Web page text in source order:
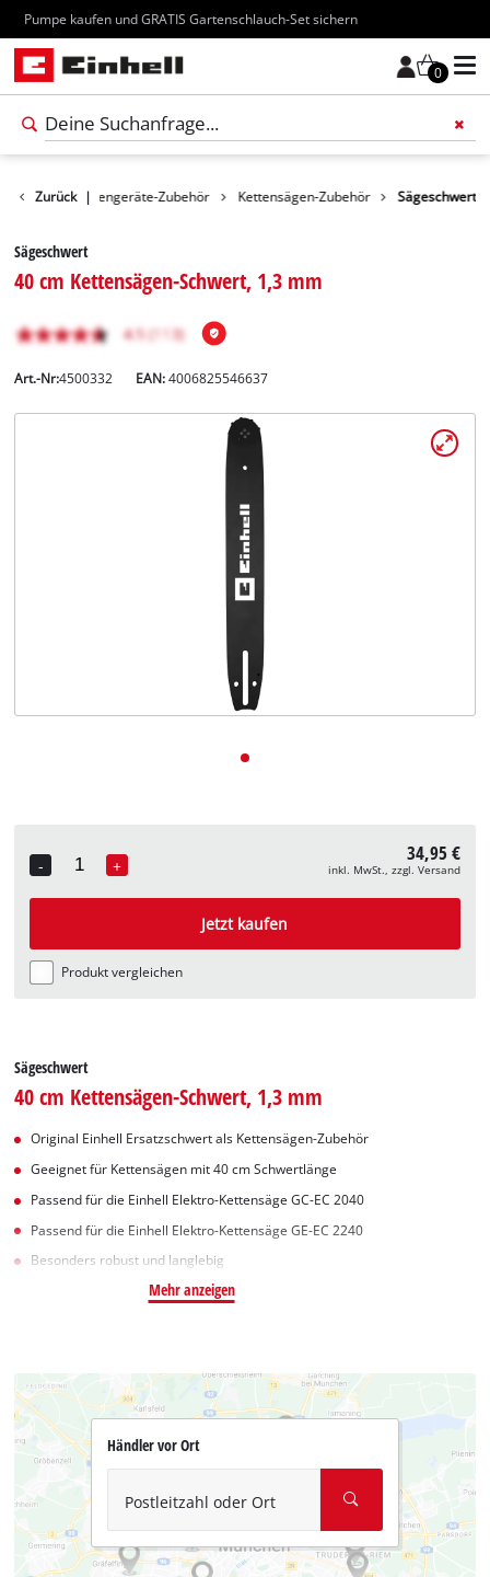
Kostenloser Versand ab 70€
0
Zurück |
Gartengeräte-Zubehör Kettensägen-Zubehör Sägeschwert
Sägeschwert
40 cm Kettensägen-Schwert, 1,3 mm
Art.-Nr:4500332 EAN:4006825546637
-
Quantity
+ 34,95 €
inkl. MwSt., zzgl. Versand
Jetzt kaufen
Produkt vergleichen
Sägeschwert
40 cm Kettensägen-Schwert, 1,3 mm
Original Einhell Ersatzschwert als Kettensägen-Zubehör
Geeignet für Kettensägen mit 40 cm Schwertlänge
Passend für die Einhell Elektro-Kettensäge GC-EC 2040
Passend für die Einhell Elektro-Kettensäge GE-EC 2240
Besonders robust und langlebig
Mehr anzeigen
Händler vor Ort
Postleitzahl oder Ort